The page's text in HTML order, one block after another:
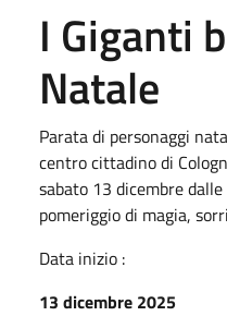
I Giganti
Natale
Parata di personaggi
centro cittadino di
sabato 13 dicembre
pomeriggio di magia,
Data inizio :
13 dicembre 2025